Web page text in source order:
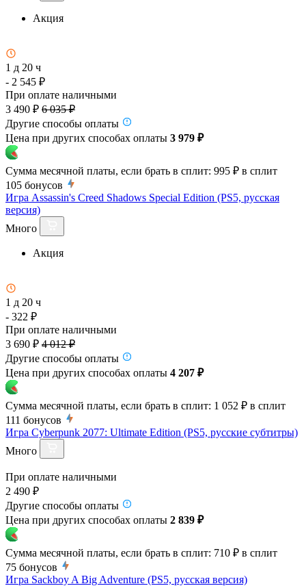
Акция
1 д 20 ч
- 2 545 ₽
При оплате наличными
3 490 ₽ 6 035 ₽
Другие способы оплаты
Цена при других способах оплаты 3 979 ₽
Сумма месячной платы, если брать в сплит: 995 ₽ в сплит
105 бонусов
Игра Assassin's Creed Shadows Special Edition (PS5, русская
версия)
Много
Акция
1 д 20 ч
- 322 ₽
При оплате наличными
3 690 ₽ 4 012 ₽
Другие способы оплаты
Цена при других способах оплаты 4 207 ₽
Сумма месячной платы, если брать в сплит: 1 052 ₽ в сплит
111 бонусов
Игра Cyberpunk 2077: Ultimate Edition (PS5, русские субтитры)
Много
При оплате наличными
2 490 ₽
Другие способы оплаты
Цена при других способах оплаты 2 839 ₽
Сумма месячной платы, если брать в сплит: 710 ₽ в сплит
75 бонусов
Игра Sackboy A Big Adventure (PS5, русская версия)